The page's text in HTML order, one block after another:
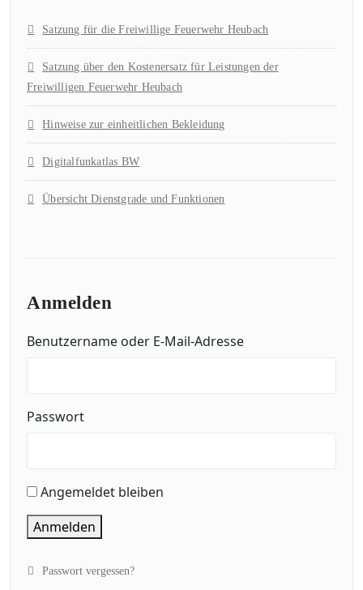
Satzung für die Freiwillige Feuerwehr Heubach
Satzung über den Kostenersatz für Leistungen der
Freiwilligen Feuerwehr Heubach
Hinweise zur einheitlichen Bekleidung
Digitalfunkatlas BW
Übersicht Dienstgrade und Funktionen
Anmelden
Benutzername oder E-Mail-Adresse
Passwort
Angemeldet bleiben
Anmelden
Passwort vergessen?